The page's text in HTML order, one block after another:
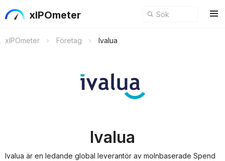
xIPOmeter
xIPOmeter Företag Ivalua
Ivalua
Ivalua är en ledande global leverantör av molnbaserade Spend